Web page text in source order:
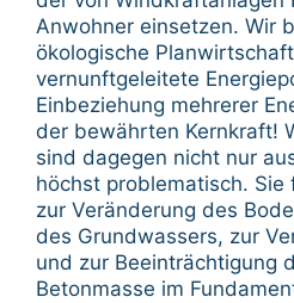
Anwohner einsetzen. Wir
ökologische
vernunftgeleitete
Einbeziehung mehrerer
der bewährten Kernkraft!
sind dagegen nicht nur
höchst problematisch. Sie
zur Veränderung des
des Grundwassers, zur
und zur Beeinträchtigung
Betonmasse im